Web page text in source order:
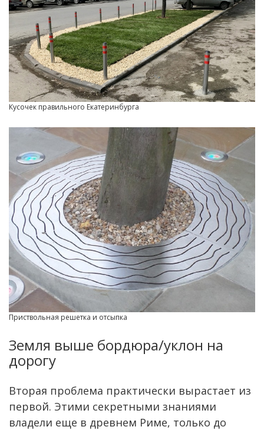
Кусочек правильного Екатеринбурга
Приствольная решетка и отсыпка
Земля выше бордюра/уклон на
дорогу
Вторая проблема практически вырастает из
первой. Этими секретными знаниями
владели еще в древнем Риме, только до